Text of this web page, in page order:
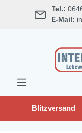
springen Tel.:
E-Mail:
Blitzversand